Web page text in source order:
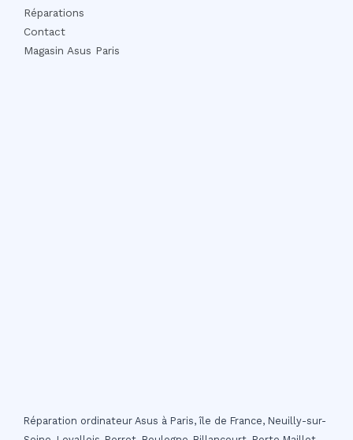
Réparations
Contact
Magasin Asus Paris
Réparation ordinateur Asus à Paris, île de France, Neuilly-sur-